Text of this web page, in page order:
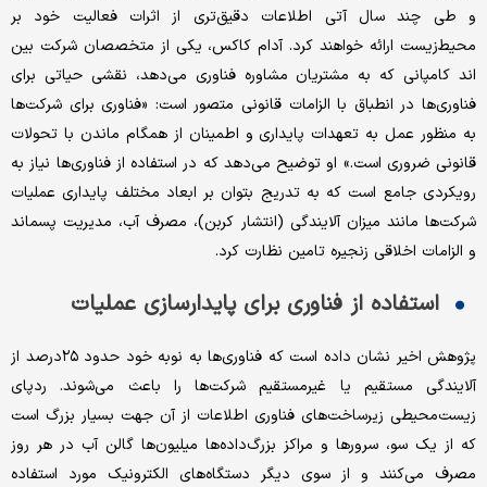
و طی چند سال آتی اطلاعات دقیق‌‌‌تری از اثرات فعالیت خود بر
محیط‌‌‌زیست ارائه خواهند کرد. آدام کاکس، یکی از متخصصان شرکت بین
‌اند کامپانی که به مشتریان مشاوره فناوری می‌دهد، نقشی حیاتی برای
فناوری‌‌‌ها در انطباق با الزامات قانونی متصور است: «فناوری برای شرکت‌ها
به منظور عمل به تعهدات پایداری و اطمینان از همگام ماندن با تحولات
قانونی ضروری است.» او توضیح می‌دهد که در استفاده از فناوری‌‌‌ها نیاز به
رویکردی جامع است که به تدریج بتوان بر ابعاد مختلف پایداری عملیات
شرکت‌ها مانند میزان آلایندگی (انتشار کربن)، مصرف آب، مدیریت پسماند
و الزامات اخلاقی زنجیره تامین نظارت کرد.
استفاده از فناوری برای پایدارسازی عملیات
پژوهش اخیر نشان داده است که فناوری‌‌‌ها به نوبه خود حدود ۲۵‌درصد از
آلایندگی مستقیم یا غیرمستقیم شرکت‌ها را باعث می‌‌‌شوند. ردپای
زیست‌‌‌محیطی زیرساخت‌‌‌های فناوری اطلاعات از آن جهت بسیار بزرگ است
که از یک سو، سرورها و مراکز بزرگ‌‌‌داده‌‌‌ها میلیون‌‌‌ها گالن آب در هر روز
مصرف می‌کنند و از سوی دیگر دستگاه‌‌‌های الکترونیک مورد استفاده